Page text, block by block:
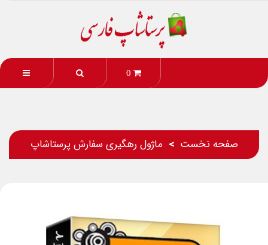
0
صفحه نخست ماژول رهگیری سفارش پرستاشاپ